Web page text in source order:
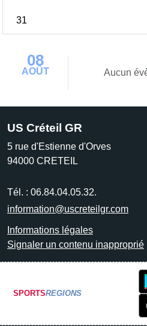
31
08
AOÛT Aucun
US Créteil GR
5 rue d'Estienne d'Orves
94000 CRETEIL
Tél. : 06.84.04.05.32.
information@uscreteilgr.com
Informations légales
Signaler un contenu inapproprié
SPORTSREGIONS